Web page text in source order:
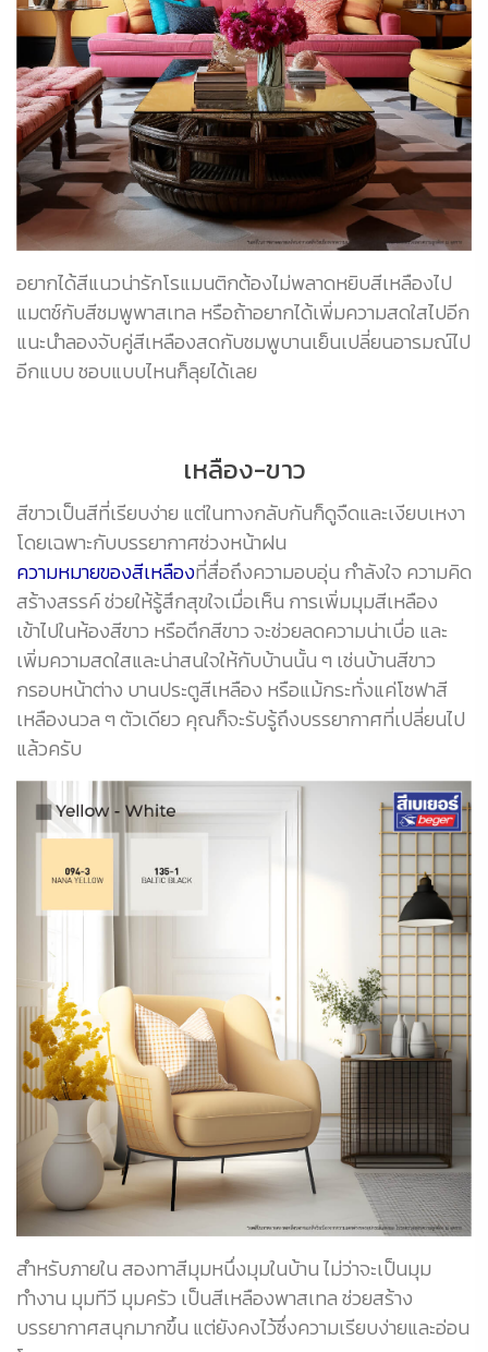
อยากได้สีแนวน่ารักโรแมนติกต้องไม่พลาดหยิบสีเหลืองไป
แมตช์กับสีชมพูพาสเทล หรือถ้าอยากได้เพิ่มความสดใสไปอีก
แนะนำลองจับคู่สีเหลืองสดกับชมพูบานเย็นเปลี่ยนอารมณ์ไป
อีกแบบ ชอบแบบไหนก็ลุยได้เลย
เหลือง-ขาว
สีขาวเป็นสีที่เรียบง่าย แต่ในทางกลับกันก็ดูจืดและเงียบเหงา
โดยเฉพาะกับบรรยากาศช่วงหน้าฝน
ความหมายของสีเหลืองที่สื่อถึงความอบอุ่น กำลังใจ ความคิด
สร้างสรรค์ ช่วยให้รู้สึกสุขใจเมื่อเห็น การเพิ่มมุมสีเหลือง
เข้าไปในห้องสีขาว หรือตึกสีขาว จะช่วยลดความน่าเบื่อ และ
เพิ่มความสดใสและน่าสนใจให้กับบ้านนั้น ๆ เช่นบ้านสีขาว
กรอบหน้าต่าง บานประตูสีเหลือง หรือแม้กระทั่งแค่โซฟาสี
เหลืองนวล ๆ ตัวเดียว คุณก็จะรับรู้ถึงบรรยากาศที่เปลี่ยนไป
แล้วครับ
สำหรับภายใน สองทาสีมุมหนึ่งมุมในบ้าน ไม่ว่าจะเป็นมุม
ทำงาน มุมทีวี มุมครัว เป็นสีเหลืองพาสเทล ช่วยสร้าง
บรรยากาศสนุกมากขึ้น แต่ยังคงไว้ซึ่งความเรียบง่ายและอ่อน